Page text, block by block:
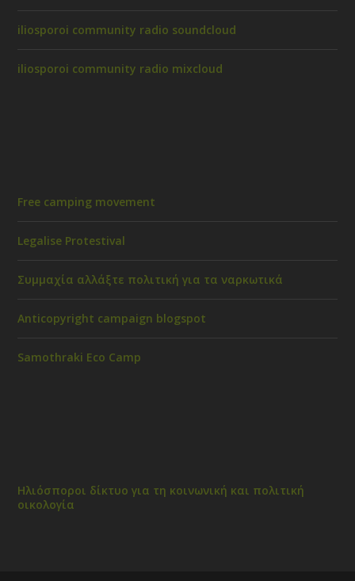
iliosporoi community radio soundcloud
iliosporoi community radio mixcloud
Free camping movement
Legalise Protestival
Συμμαχία αλλάξτε πολιτική για τα ναρκωτικά
Anticopyright campaign blogspot
Samothraki Eco Camp
Ηλιόσποροι δίκτυο για τη κοινωνική και πολιτική
οικολογία